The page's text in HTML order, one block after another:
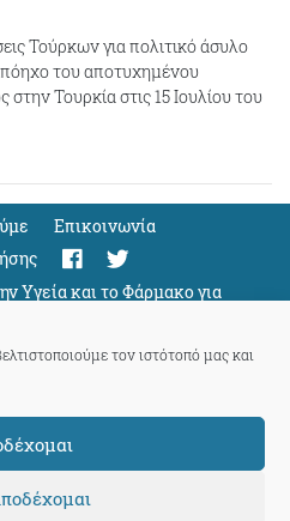
τον ιστότοπό μας και
Τούρκων για πολιτικό άσυλο
του αποτυχημένου
Τουρκία στις 15 Ιουλίου του
Eπικοινωνία
Υγεία και το Φάρμακο για
Support
community members